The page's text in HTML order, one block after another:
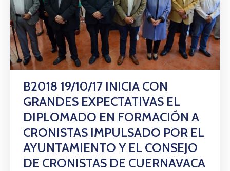
B2018 19/10/17 INICIA CON
GRANDES EXPECTATIVAS EL
DIPLOMADO EN FORMACIÓN A
CRONISTAS IMPULSADO POR EL
AYUNTAMIENTO Y EL CONSEJO
DE CRONISTAS DE CUERNAVACA